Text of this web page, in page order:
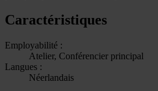
Caractéristiques
Employabilité :
Atelier, Conférencier principal
Langues :
Néerlandais